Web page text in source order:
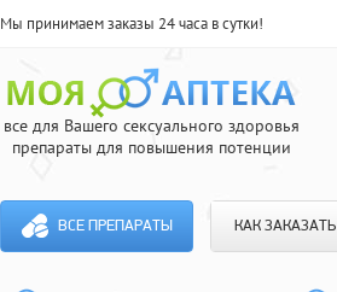
Мы принимаем заказы 24 часа в сутки!
все для Вашего сексуального здоровья
препараты для повышения потенции
ВСЕ ПРЕПАРАТЫ КАК ЗАКАЗАТЬ